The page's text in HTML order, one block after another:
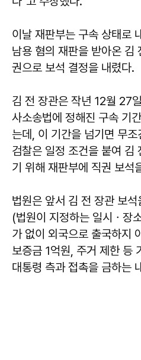
이날 재판부는 구속 상태로
남용 혐의 재판을 받아온 김
권으로 보석 결정을 내렸다.
김 전 장관은 작년 12월 27
사소송법에 정해진 구속 기
는데, 이 기간을 넘기면 무
검찰은 일정 조건을 붙여 김
기 위해 재판부에 직권 보석
법원은 앞서 김 전 장관 보
(법원이 지정하는 일시ㆍ장
가 없이 외국으로 출국하지
보증금 1억원, 주거 제한 등
대통령 측과 접촉을 금하는